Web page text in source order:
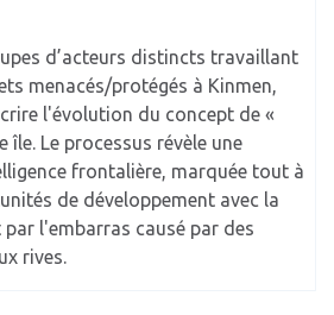
d’acteurs distincts travaillant
menacés/protégés à Kinmen,
l'évolution du concept de «
île. Le processus révèle une
frontalière, marquée tout à
de développement avec la
l'embarras causé par des
rives.